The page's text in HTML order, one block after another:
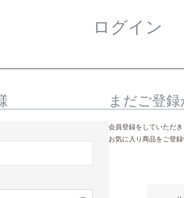
ログイン
まだご登
会員登録をしていただ
お気に入り商品をご登